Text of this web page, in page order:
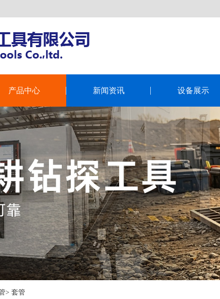
产品中心 新闻资讯 设备展示
> 套管